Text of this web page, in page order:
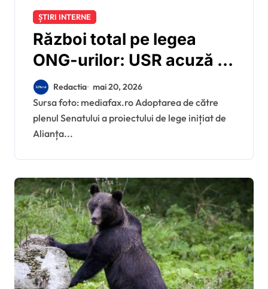
ȘTIRI INTERNE
Război total pe legea
ONG-urilor: USR acuză o
tentativă de intimidare în
stil putinist, în timp ce
jurnaliștii și formatorii de
opinie spun că proiectul
AUR va deconspira
finanțările controversate
Redactia mai 20, 2026
Sursa foto: mediafax.ro Adoptarea de către
plenul Senatului a proiectului de lege inițiat de
Alianța...